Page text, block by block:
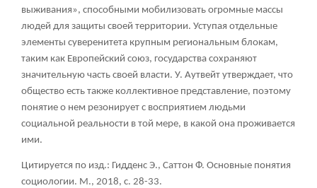
выживания», способными мобилизовать огромные массы
людей для защиты своей территории. Уступая отдельные
элементы суверенитета крупным региональным блокам,
таким как Европейский союз, государства сохраняют
значительную часть своей власти. У. Аутвейт утверждает, что
общество есть также коллективное представление, поэтому
понятие о нем резонирует с восприятием людьми
социальной реальности в той мере, в какой она проживается
ими.
Цитируется по изд.: Гидденс Э., Саттон Ф. Основные понятия
социологии. М., 2018, с. 28-33.